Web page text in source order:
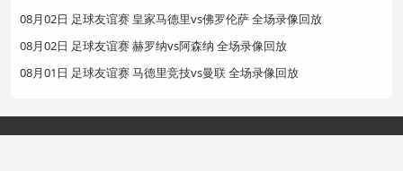
08月02日 足球友谊赛 皇家马德里vs佛罗伦萨 全场录像回放
08月02日 足球友谊赛 赫罗纳vs阿森纳 全场录像回放
08月01日 足球友谊赛 马德里竞技vs曼联 全场录像回放